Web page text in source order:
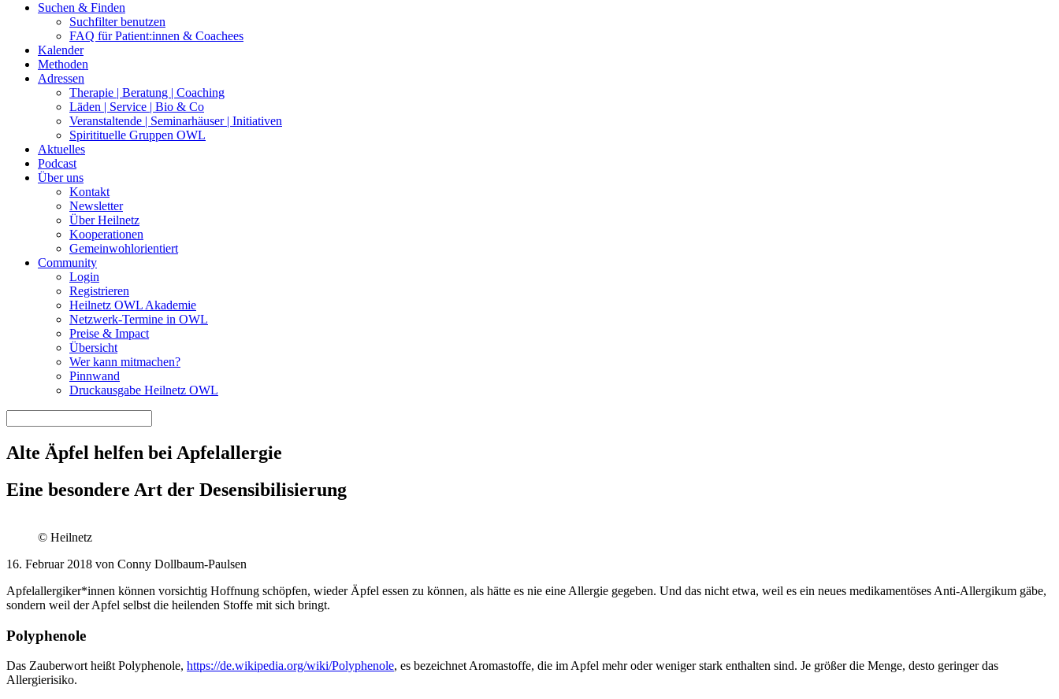
Suchen & Finden
Suchfilter benutzen
FAQ für Patient:innen & Coachees
Kalender
Methoden
Adressen
Therapie | Beratung | Coaching
Läden | Service | Bio & Co
Veranstaltende | Seminarhäuser | Initiativen
Spiritituelle Gruppen OWL
Aktuelles
Podcast
Über uns
Kontakt
Newsletter
Über Heilnetz
Kooperationen
Gemeinwohlorientiert
Community
Login
Registrieren
Heilnetz OWL Akademie
Netzwerk-Termine in OWL
Preise & Impact
Übersicht
Wer kann mitmachen?
Pinnwand
Druckausgabe Heilnetz OWL
Alte Äpfel helfen bei Apfelallergie
Eine besondere Art der Desensibilisierung
© Heilnetz
16. Februar 2018 von Conny Dollbaum-Paulsen
Apfelallergiker*innen können vorsichtig Hoffnung schöpfen, wieder Äpfel essen zu können, als hätte es nie eine Allergie gegeben. Und das nicht etwa, weil es ein neues medikamentöses Anti-Allergikum gäbe,
sondern weil der Apfel selbst die heilenden Stoffe mit sich bringt.
Polyphenole
Das Zauberwort heißt Polyphenole, https://de.wikipedia.org/wiki/Polyphenole, es bezeichnet Aromastoffe, die im Apfel mehr oder weniger stark enthalten sind. Je größer die Menge, desto geringer das
Allergierisiko.